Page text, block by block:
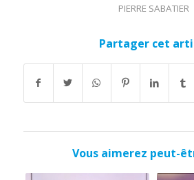
PIERRE SABATIER
Partager cet
Vous aimerez peut-